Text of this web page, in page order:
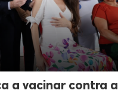
a vacinar contra a